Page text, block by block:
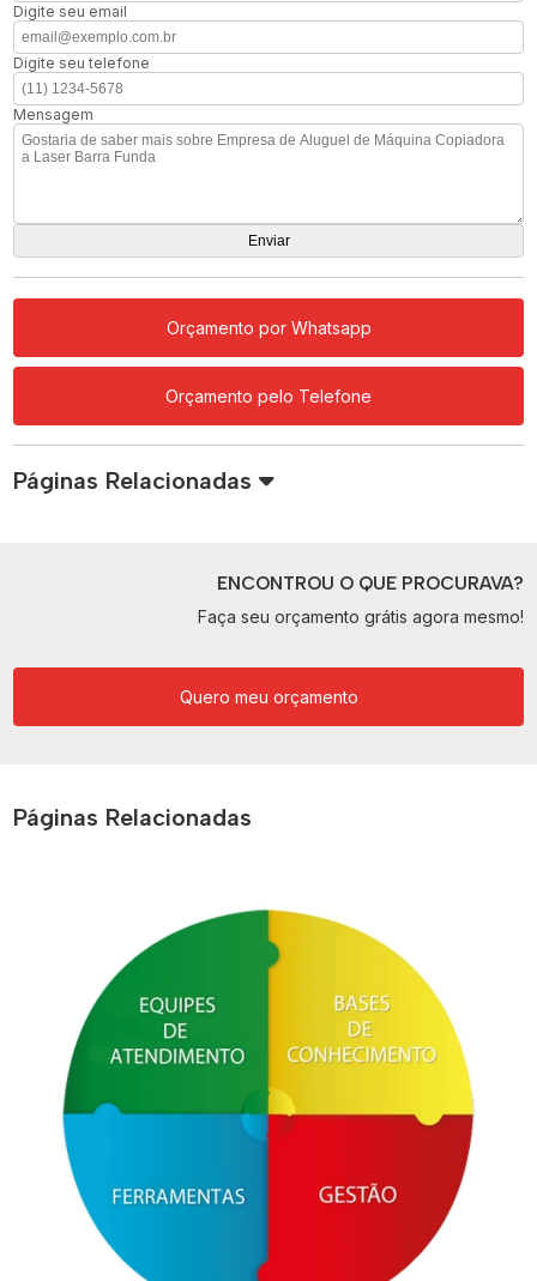
Digite seu email
Digite seu telefone
Mensagem
Orçamento por Whatsapp
Orçamento pelo Telefone
Páginas Relacionadas
ENCONTROU O QUE PROCURAVA?
Faça seu orçamento grátis agora mesmo!
Quero meu orçamento
Páginas Relacionadas